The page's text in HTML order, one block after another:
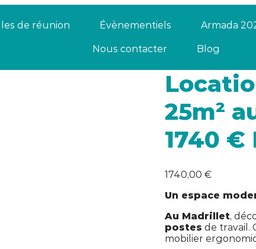
de réunion Évènementiels Armada
Nous contacter Blog
25m²
1740 €
1740,00 €
Un espace
Au Madrillet,
postes de travail.
mobilier